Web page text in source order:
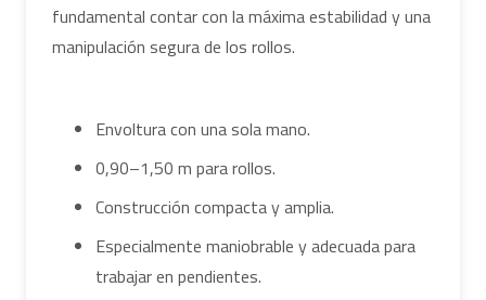
fundamental contar con la máxima estabilidad y una
manipulación segura de los rollos.
Envoltura con una sola mano.
0,90–1,50 m para rollos.
Construcción compacta y amplia.
Especialmente maniobrable y adecuada para
trabajar en pendientes.